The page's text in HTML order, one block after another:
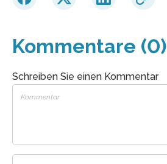
Kommentare (0)
Schreiben Sie einen Kommentar